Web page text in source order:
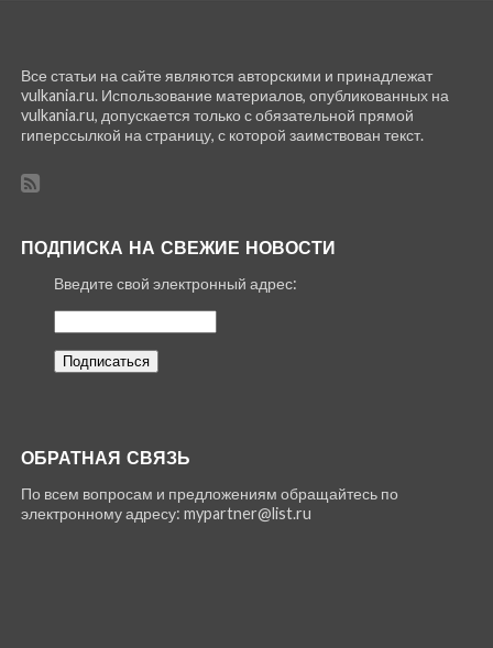
Все статьи на сайте являются авторскими и принадлежат
vulkania.ru. Использование материалов, опубликованных на
vulkania.ru, допускается только с обязательной прямой
гиперссылкой на страницу, с которой заимствован текст.
ПОДПИСКА НА СВЕЖИЕ НОВОСТИ
Введите свой электронный адрес:
ОБРАТНАЯ СВЯЗЬ
По всем вопросам и предложениям обращайтесь по
электронному адресу: mypartner@list.ru